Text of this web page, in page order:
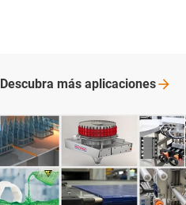
Descubra más aplicaciones